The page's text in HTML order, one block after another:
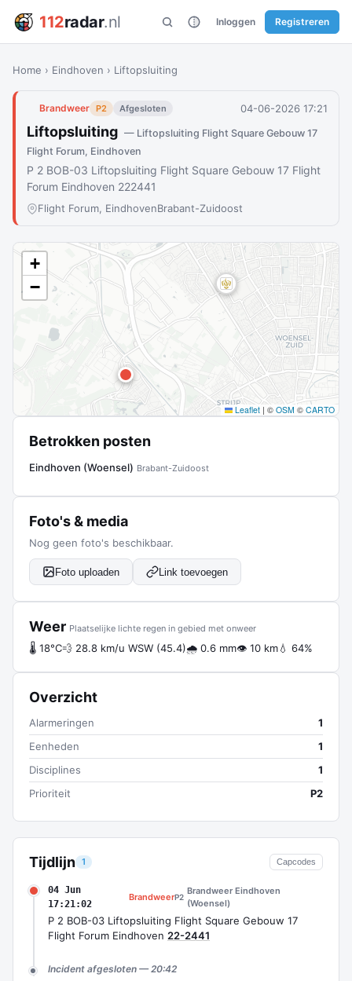
112radar.nl Inloggen Registreren
Home › Eindhoven › Liftopsluiting
Brandweer P2 Afgesloten 04-06-2026 17:21
Liftopsluiting — Liftopsluiting Flight Square Gebouw 17
Flight Forum, Eindhoven
P 2 BOB-03 Liftopsluiting Flight Square Gebouw 17 Flight
Forum Eindhoven 222441
Flight Forum, EindhovenBrabant-Zuidoost
Tijdlijn 1 Capcodes
04 Jun
17:21:02
BrandweerP2
Brandweer Eindhoven
(Woensel)
P 2 BOB-03 Liftopsluiting Flight Square Gebouw 17
Flight Forum Eindhoven 22-2441
Incident afgesloten — 20:42
+
−
Leaflet | © OSM © CARTO
Betrokken posten
Eindhoven (Woensel) Brabant-Zuidoost
Foto's & media
Nog geen foto's beschikbaar.
Foto uploaden Link toevoegen
Weer Plaatselijke lichte regen in gebied met onweer
🌡 18°C💨 28.8 km/u WSW (45.4)🌧 0.6 mm👁 10 km💧 64%
Overzicht
Alarmeringen
1
Eenheden
1
Disciplines
1
Prioriteit
P2